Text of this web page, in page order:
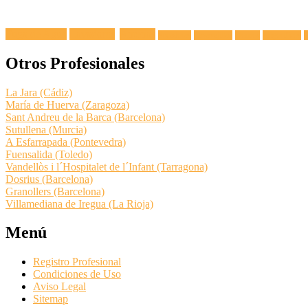
Otros Profesionales
La Jara (Cádiz)
María de Huerva (Zaragoza)
Sant Andreu de la Barca (Barcelona)
Sutullena (Murcia)
A Esfarrapada (Pontevedra)
Fuensalida (Toledo)
Vandellòs i l´Hospitalet de l´Infant (Tarragona)
Dosrius (Barcelona)
Granollers (Barcelona)
Villamediana de Iregua (La Rioja)
Menú
Registro Profesional
Condiciones de Uso
Aviso Legal
Sitemap